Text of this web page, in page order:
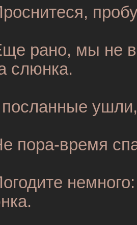
рано, мы не
слюнка.
пора-время